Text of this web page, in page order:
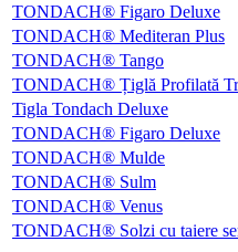
TONDACH® Figaro Deluxe
TONDACH® Mediteran Plus
TONDACH® Tango
TONDACH® Țiglă Profilată
Tigla Tondach Deluxe
TONDACH® Figaro Deluxe
TONDACH® Mulde
TONDACH® Sulm
TONDACH® Venus
TONDACH® Solzi cu taiere